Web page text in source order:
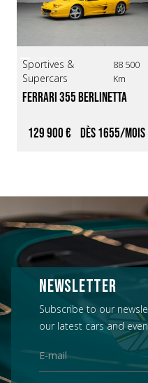
Sportives &
Supercars
88 500
Km
Ferrari 355 Berlinetta
129 900 €
1655
NEWSLETTER
Subscribe to our
our latest cars and